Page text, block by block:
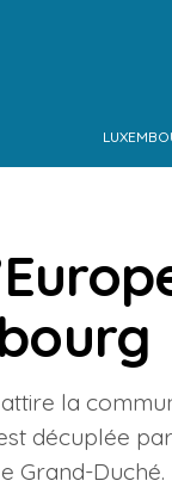
la
décuplée
Grand-Duché.